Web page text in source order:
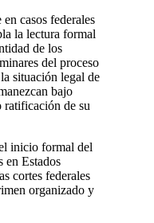
casos federales
la lectura formal
de los
del proceso
situación legal de
bajo
ratificación de su
inicio formal del
en Estados
cortes federales
organizado y